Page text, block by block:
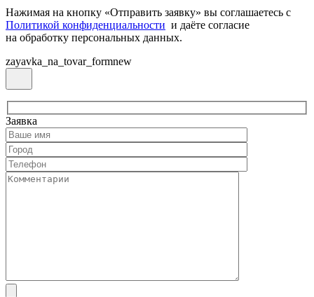
Нажимая на кнопку «Отправить заявку» вы соглашаетесь с
Политикой конфиденциальности и даёте согласие
на обработку персональных данных.
zayavka_na_tovar_formnew
Заявка